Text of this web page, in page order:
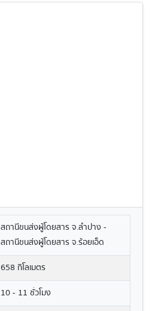
สถานีขนส่งผู้โดยสาร จ.ลำปาง -
สถานีขนส่งผู้โดยสาร จ.ร้อยเอ็ด
658 กิโลเมตร
10 - 11 ชั่วโมง